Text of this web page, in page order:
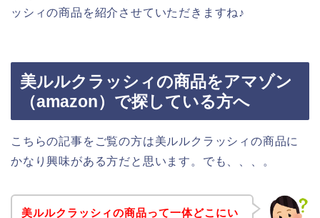
ッシィの商品を紹介させていただきますね♪
美ルルクラッシィの商品をアマゾン
（amazon）で探している方へ
こちらの記事をご覧の方は美ルルクラッシィの商品に
かなり興味がある方だと思います。でも、、、。
美ルルクラッシィの商品って一体どこにい